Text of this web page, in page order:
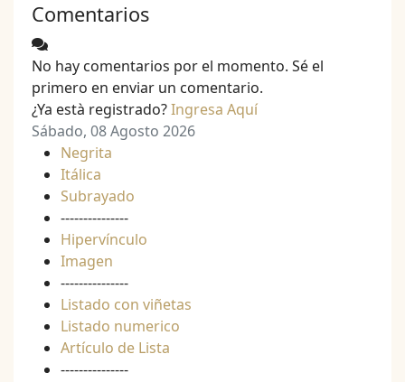
Comentarios
No hay comentarios por el momento. Sé el
primero en enviar un comentario.
¿Ya està registrado?Ingresa Aquí
Sábado, 08 Agosto 2026
Negrita
Itálica
Subrayado
---------------
Hipervínculo
Imagen
---------------
Listado con viñetas
Listado numerico
Artículo de Lista
---------------